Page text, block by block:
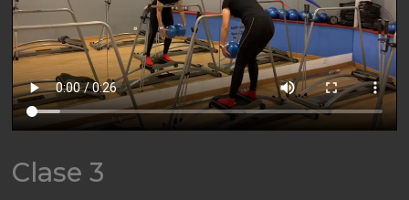
Clase 3